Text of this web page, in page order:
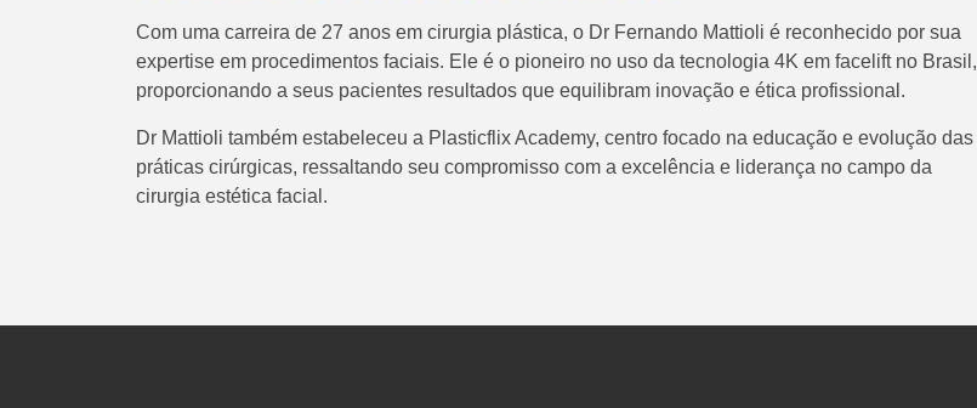
Com uma carreira de 27 anos em cirurgia plástica, o Dr Fernando Mattioli é reconhecido por sua
expertise em procedimentos faciais. Ele é o pioneiro no uso da tecnologia 4K em facelift no Brasil,
proporcionando a seus pacientes resultados que equilibram inovação e ética profissional.
Dr Mattioli também estabeleceu a Plasticflix Academy, centro focado na educação e evolução das
práticas cirúrgicas, ressaltando seu compromisso com a excelência e liderança no campo da
cirurgia estética facial.